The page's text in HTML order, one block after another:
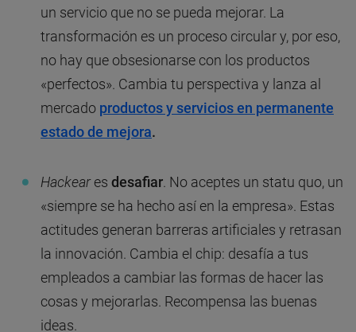
un servicio que no se pueda mejorar. La
transformación es un proceso circular y, por eso,
no hay que obsesionarse con los productos
«perfectos». Cambia tu perspectiva y lanza al
mercado productos y servicios en permanente
estado de mejora.
Hackeares desafiar . No aceptes un statu quo, un
«siempre se ha hecho así en la empresa». Estas
actitudes generan barreras artificiales y retrasan
la innovación. Cambia el chip: desafía a tus
empleados a cambiar las formas de hacer las
cosas y mejorarlas. Recompensa las buenas
ideas.